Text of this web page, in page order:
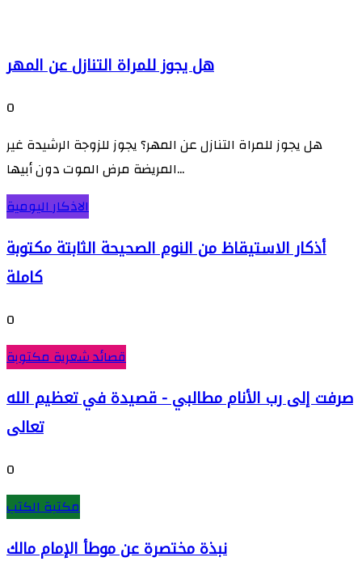
هل يجوز للمراة التنازل عن المهر
0
هل يجوز للمراة التنازل عن المهر؟ يجوز للزوجة الرشيدة غير
المريضة مرض الموت دون أبيها...
الاذكار اليومية
أذكار الاستيقاظ من النوم الصحيحة الثابتة مكتوبة
كاملة
0
قصائد شعرية مكتوبة
صرفت إلى رب الأنام مطالبي - قصيدة في تعظيم الله
تعالى
0
مكتبة الكتب
نبذة مختصرة عن موطأ الإمام مالك